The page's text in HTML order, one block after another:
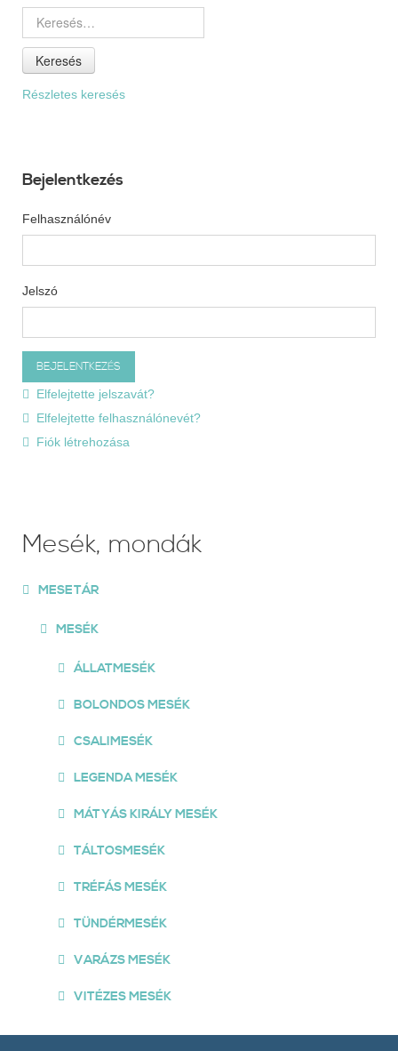
Keresés
Részletes keresés
Bejelentkezés
Felhasználónév
Jelszó
Elfelejtette jelszavát?
Elfelejtette felhasználónevét?
Fiók létrehozása
Mesék, mondák
MESETÁR
MESÉK
ÁLLATMESÉK
BOLONDOS MESÉK
CSALIMESÉK
LEGENDA MESÉK
MÁTYÁS KIRÁLY MESÉK
TÁLTOSMESÉK
TRÉFÁS MESÉK
TÜNDÉRMESÉK
VARÁZS MESÉK
VITÉZES MESÉK